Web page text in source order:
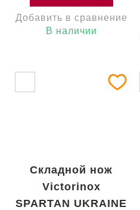
Добавить в сравнение
В наличии
Складной нож
Victorinox
SPARTAN UKRAINE